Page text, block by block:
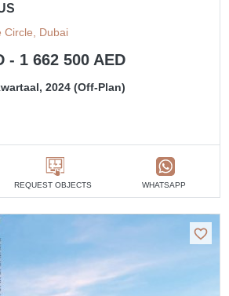
Circle, Dubai
- 1 662 500 AED
2024 (Off-Plan)
REQUEST OBJECTS WHATSAPP